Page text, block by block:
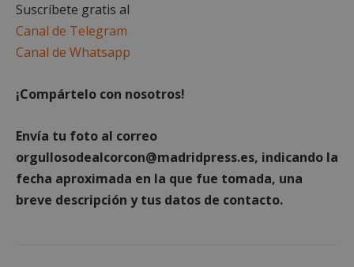
Suscríbete gratis al
Canal de Telegram
Canal de Whatsapp
¡Compártelo con nosotros!
Envía tu foto al correo
orgullosodealcorcon@madridpress.es, indicando la
fecha aproximada en la que fue tomada, una
breve descripción y tus datos de contacto.
Inc.